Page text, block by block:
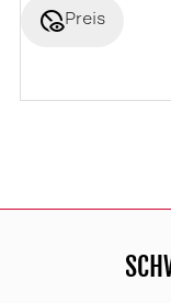
disabled_visiblePreis